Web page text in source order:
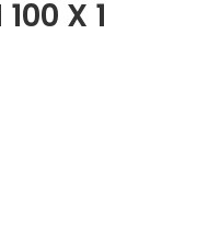
X 1